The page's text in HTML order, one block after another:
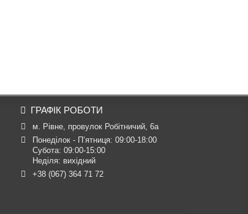
ГРАФІК РОБОТИ
м. Рівне, провулок Робітничий, 6а
Понеділок - П’ятниця: 09:00-18:00
Субота: 09:00-15:00
Неділя: вихідний
+38 (067) 364 71 72